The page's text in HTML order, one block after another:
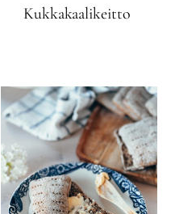
Kukkakaalikeitto